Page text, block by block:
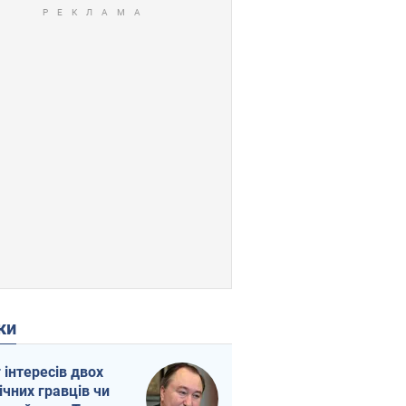
інтересів двох
гравців чи